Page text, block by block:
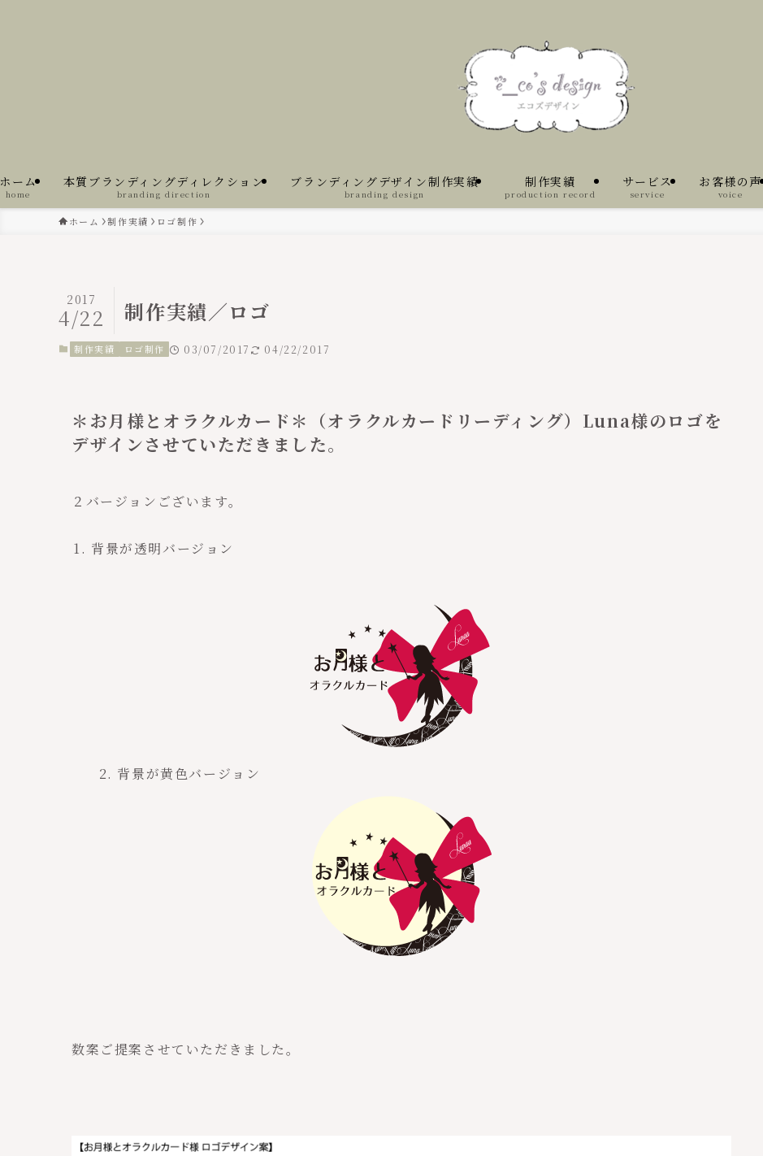
ーム
home
本質ブランディングディレクション
branding direction
ブランディングデザイン制作実績
branding design
制作実績
production record
サービス
service
お客様の声
voice
ホーム 制作実績 ロゴ制作
制作実績／ロゴ
2017
4/22
制作実績 ロゴ制作 03/07/2017 04/22/2017
＊お月様とオラクルカード＊（オラクルカードリーディング）Luna様のロゴを
デザインさせていただきました。
２バージョンございます。
背景が透明バージョン
2. 背景が黄色バージョン
数案ご提案させていただきました。